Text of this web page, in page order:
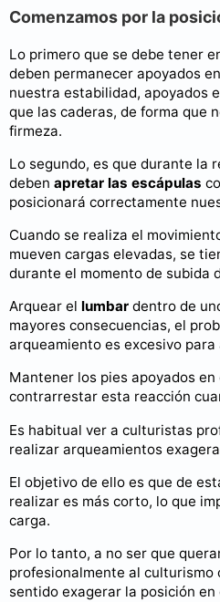
Comenzamos por la
Lo primero que se debe tener
deben permanecer apoyados
nuestra estabilidad, apoyados
que las caderas, de forma que
firmeza.
Lo segundo, es que durante la
deben apretar las escápulas
posicionará correctamente
Cuando se realiza el
mueven cargas elevadas, se
durante el momento de subida
Arquear el lumbar dentro de
mayores consecuencias, el
arqueamiento es excesivo para
Mantener los pies apoyados
contrarrestar esta reacción
Es habitual ver a culturistas
realizar arqueamientos
El objetivo de ello es que de
realizar es más corto, lo que
carga.
Por lo tanto, a no ser que
profesionalmente al culturismo
sentido exagerar la posición